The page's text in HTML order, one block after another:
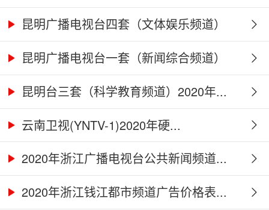
2... 昆明广播电视台四套（文体娱乐频道）
2... 昆明广播电视台一套（新闻综合频道）
2... 昆明台三套（科学教育频道）2020年...
云南卫视(YNTV-1)2020年硬...
2020年浙江广播电视台公共新闻频道...
2020年浙江钱江都市频道广告价格表...